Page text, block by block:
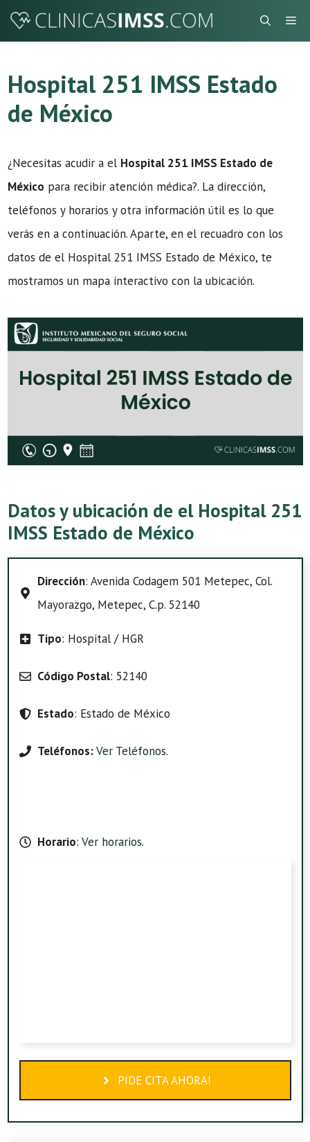
Saltar
Hospital 251 IMSS Estado
de México
¿Necesitas acudir a el Hospital 251 IMSS Estado de
México para recibir atención médica?. La dirección,
teléfonos y horarios y otra información útil es lo que
verás en a continuación. Aparte, en el recuadro con los
datos de el Hospital 251 IMSS Estado de México, te
mostramos un mapa interactivo con la ubicación.
Datos y ubicación de el Hospital 251
IMSS Estado de México
Dirección: Avenida Codagem 501 Metepec, Col.
Mayorazgo, Metepec, C.p. 52140
Tipo: Hospital / HGR
Código Postal: 52140
Estado: Estado de México
Teléfonos:Ver Teléfonos.
Horario: Ver horarios.
PIDE CITA AHORA!